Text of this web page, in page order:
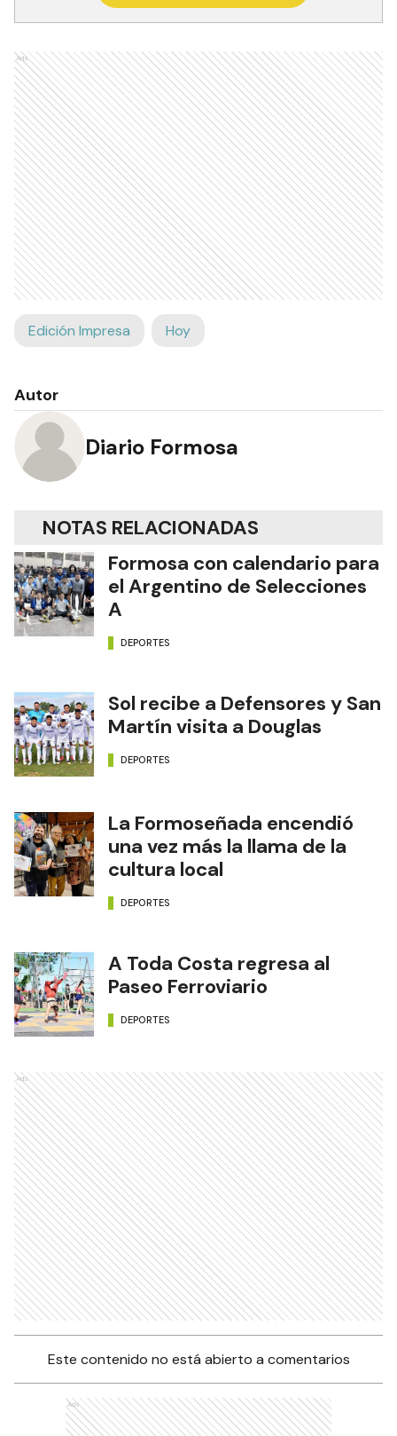
Ads
Edición Impresa Hoy
Autor
Diario Formosa
NOTAS RELACIONADAS
Formosa con calendario para
el Argentino de Selecciones
A
DEPORTES
Sol recibe a Defensores y San
Martín visita a Douglas
DEPORTES
La Formoseñada encendió
una vez más la llama de la
cultura local
DEPORTES
A Toda Costa regresa al
Paseo Ferroviario
DEPORTES
Ads
Este contenido no está abierto a comentarios
Ads